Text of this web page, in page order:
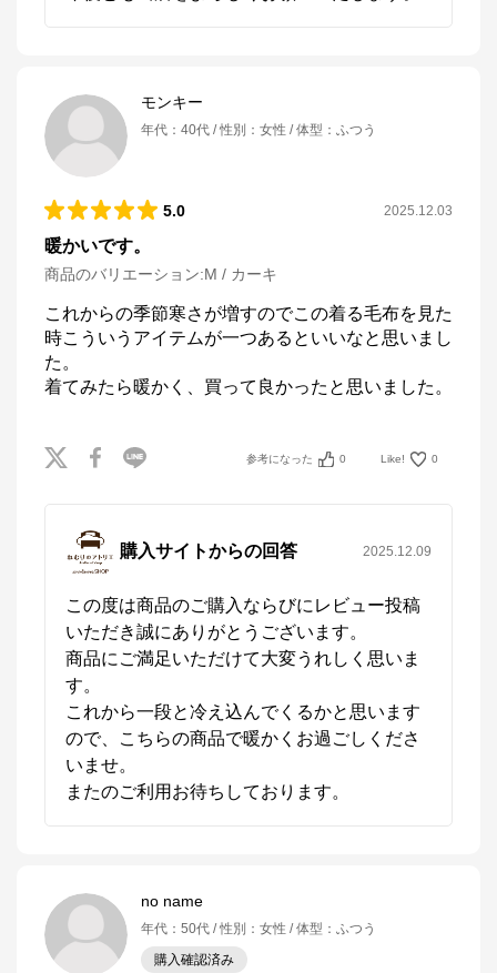
モンキー
年代 ： 40代 性別 ： 女性 体型 ： ふつう
5.0 2025.12.03
暖かいです。
商品のバリエーション:M / カーキ
これからの季節寒さが増すのでこの着る毛布を見た
時こういうアイテムが一つあるといいなと思いまし
た。
着てみたら暖かく、買って良かったと思いました。
参考になった 0 Like! 0
購入サイトからの回答 2025.12.09
この度は商品のご購入ならびにレビュー投稿
いただき誠にありがとうございます。
商品にご満足いただけて大変うれしく思いま
す。
これから一段と冷え込んでくるかと思います
ので、こちらの商品で暖かくお過ごしくださ
いませ。
no name
年代 ： 50代 性別 ： 女性 体型 ： ふつう
購入確認済み